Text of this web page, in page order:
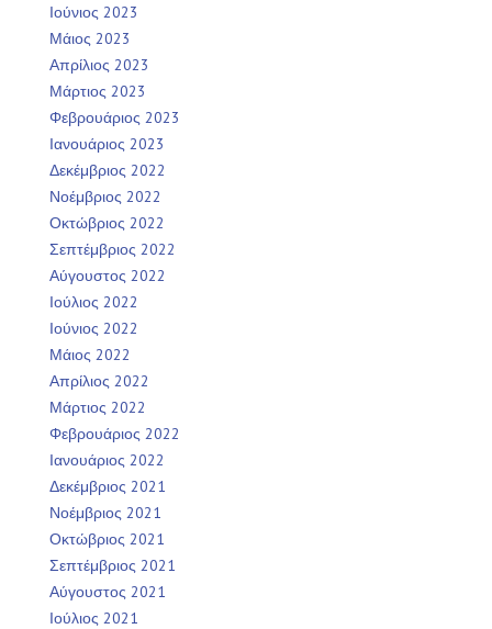
Ιούνιος 2023
Μάιος 2023
Απρίλιος 2023
Μάρτιος 2023
Φεβρουάριος 2023
Ιανουάριος 2023
Δεκέμβριος 2022
Νοέμβριος 2022
Οκτώβριος 2022
Σεπτέμβριος 2022
Αύγουστος 2022
Ιούλιος 2022
Ιούνιος 2022
Μάιος 2022
Απρίλιος 2022
Μάρτιος 2022
Φεβρουάριος 2022
Ιανουάριος 2022
Δεκέμβριος 2021
Νοέμβριος 2021
Οκτώβριος 2021
Σεπτέμβριος 2021
Αύγουστος 2021
Ιούλιος 2021